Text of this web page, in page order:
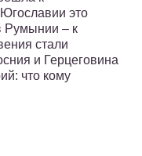
это
Румынии – к
стали
и Герцеговина
что кому